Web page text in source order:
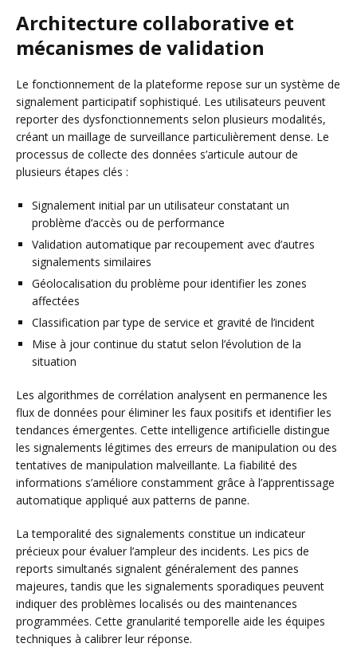
Architecture collaborative et
mécanismes de validation
Le fonctionnement de la plateforme repose sur un système de
signalement participatif sophistiqué. Les utilisateurs peuvent
reporter des dysfonctionnements selon plusieurs modalités,
créant un maillage de surveillance particulièrement dense. Le
processus de collecte des données s’articule autour de
plusieurs étapes clés :
Signalement initial par un utilisateur constatant un
problème d’accès ou de performance
Validation automatique par recoupement avec d’autres
signalements similaires
Géolocalisation du problème pour identifier les zones
affectées
Classification par type de service et gravité de l’incident
Mise à jour continue du statut selon l’évolution de la
situation
Les algorithmes de corrélation analysent en permanence les
flux de données pour éliminer les faux positifs et identifier les
tendances émergentes. Cette intelligence artificielle distingue
les signalements légitimes des erreurs de manipulation ou des
tentatives de manipulation malveillante. La fiabilité des
informations s’améliore constamment grâce à l’apprentissage
automatique appliqué aux patterns de panne.
La temporalité des signalements constitue un indicateur
précieux pour évaluer l’ampleur des incidents. Les pics de
reports simultanés signalent généralement des pannes
majeures, tandis que les signalements sporadiques peuvent
indiquer des problèmes localisés ou des maintenances
programmées. Cette granularité temporelle aide les équipes
techniques à calibrer leur réponse.